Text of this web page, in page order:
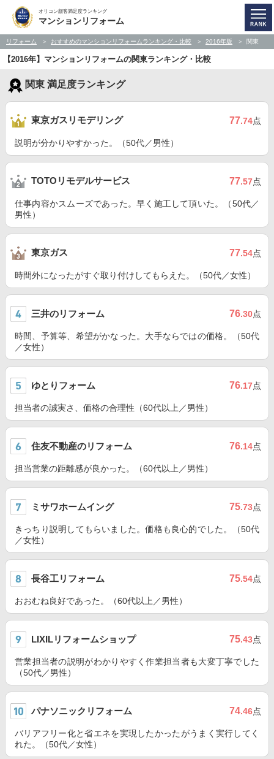
オリコン顧客満足度ランキング
マンションリフォーム
リフォーム おすすめのマンションリフォームランキング・比較 2016年版 関東
【2016年】マンションリフォームの関東ランキング・比較
関東 満足度ランキング
東京ガスリモデリング 77.74点
説明が分かりやすかった。（50代／男性）
TOTOリモデルサービス 77.57点
仕事内容かスムーズであった。早く施工して頂いた。（50代／
男性）
東京ガス 77.54点
時間外になったがすぐ取り付けしてもらえた。（50代／女性）
三井のリフォーム 76.30点
時間、予算等、希望がかなった。大手ならではの価格。（50代
／女性）
ゆとりフォーム 76.17点
担当者の誠実さ、価格の合理性（60代以上／男性）
住友不動産のリフォーム 76.14点
担当営業の距離感が良かった。（60代以上／男性）
ミサワホームイング 75.73点
きっちり説明してもらいました。価格も良心的でした。（50代
／女性）
長谷工リフォーム 75.54点
おおむね良好であった。（60代以上／男性）
LIXILリフォームショップ 75.43点
営業担当者の説明がわかりやすく作業担当者も大変丁寧でした
（50代／男性）
パナソニックリフォーム 74.46点
バリアフリー化と省エネを実現したかったがうまく実行してく
れた。（50代／女性）